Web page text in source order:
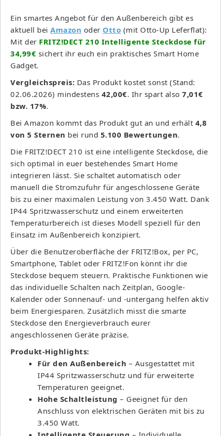
Ein smartes Angebot für den Außenbereich gibt es
aktuell bei Amazon oder Otto (mit Otto-Up Leferflat):
Mit der FRITZ!DECT 210 Intelligente Steckdose für
34,99€ sichert ihr euch ein praktisches Smart Home
Gadget.
Vergleichspreis: Das Produkt kostet sonst (Stand:
02.06.2026) mindestens 42,00€. Ihr spart also 7,01€
bzw. 17%.
Bei Amazon kommt das Produkt gut an und erhält 4,8
von 5 Sternen bei rund 5.100 Bewertungen.
Die FRITZ!DECT 210 ist eine intelligente Steckdose, die
sich optimal in euer bestehendes Smart Home
integrieren lässt. Sie schaltet automatisch oder
manuell die Stromzufuhr für angeschlossene Geräte
bis zu einer maximalen Leistung von 3.450 Watt. Dank
IP44 Spritzwasserschutz und einem erweiterten
Temperaturbereich ist dieses Modell speziell für den
Einsatz im Außenbereich konzipiert.
Über die Benutzeroberfläche der FRITZ!Box, per PC,
Smartphone, Tablet oder FRITZ!Fon könnt ihr die
Steckdose bequem steuern. Praktische Funktionen wie
das individuelle Schalten nach Zeitplan, Google-
Kalender oder Sonnenauf- und -untergang helfen aktiv
beim Energiesparen. Zusätzlich misst die smarte
Steckdose den Energieverbrauch eurer
angeschlossenen Geräte präzise.
Produkt-Highlights:
Für den Außenbereich – Ausgestattet mit
IP44 Spritzwasserschutz und für erweiterte
Temperaturen geeignet.
Hohe Schaltleistung – Geeignet für den
Anschluss von elektrischen Geräten mit bis zu
3.450 Watt.